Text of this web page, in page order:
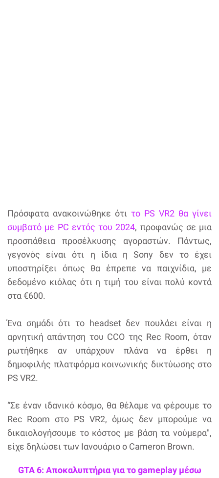
Πρόσφατα ανακοινώθηκε ότι το PS VR2 θα γίνει
συμβατό με PC εντός του 2024, προφανώς σε μια
προσπάθεια προσέλκυσης αγοραστών. Πάντως,
γεγονός είναι ότι η ίδια η Sony δεν το έχει
υποστηρίξει όπως θα έπρεπε να παιχνίδια, με
δεδομένο κιόλας ότι η τιμή του είναι πολύ κοντά
στα €600.
Ένα σημάδι ότι το headset δεν πουλάει είναι η
αρνητική απάντηση του CCO της Rec Room, όταν
ρωτήθηκε αν υπάρχουν πλάνα να έρθει η
δημοφιλής πλατφόρμα κοινωνικής δικτύωσης στο
PS VR2.
“Σε έναν ιδανικό κόσμο, θα θέλαμε να φέρουμε το
Rec Room στο PS VR2, όμως δεν μπορούμε να
δικαιολογήσουμε το κόστος με βάση τα νούμερα",
είχε δηλώσει των Ιανουάριο ο Cameron Brown.
GTA 6: Αποκαλυπτήρια για το gameplay μέσω